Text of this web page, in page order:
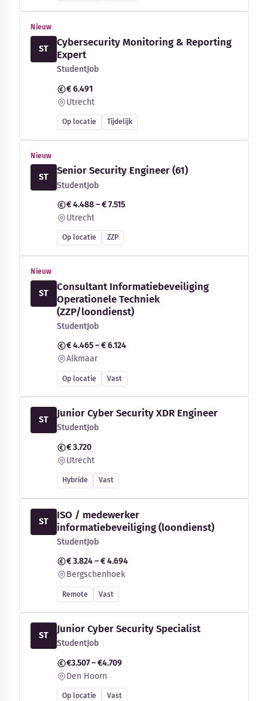
Nieuw
ST
Cybersecurity Monitoring & Reporting
Expert
StudentJob
€ 6.491
Utrecht
Op locatie Tijdelijk
Nieuw
ST
Senior Security Engineer (61)
StudentJob
€ 4.488 – € 7.515
Utrecht
Op locatie ZZP
Nieuw
ST
Consultant Informatiebeveiliging
Operationele Techniek
(ZZP/loondienst)
StudentJob
€ 4.465 – € 6.124
Alkmaar
Op locatie Vast
ST
Junior Cyber Security XDR Engineer
StudentJob
€ 3.720
Utrecht
Hybride Vast
ST
ISO / medewerker
informatiebeveiliging (loondienst)
StudentJob
€ 3.824 – € 4.694
Bergschenhoek
Remote Vast
ST
Junior Cyber Security Specialist
StudentJob
€3.507 – €4.709
Den Hoorn
Op locatie Vast